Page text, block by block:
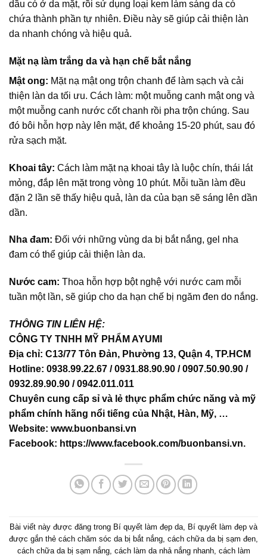
dầu có ở da mặt, rồi sử dụng loại kem làm sáng da có
chứa thành phần tự nhiên. Điều này sẽ giúp cải thiện làn
da nhanh chóng và hiệu quả.
Mặt nạ làm trắng da và hạn chế bắt nắng
Mật ong: Mặt nạ mật ong trộn chanh để làm sạch và cải
thiện làn da tối ưu. Cách làm: một muỗng canh mật ong và
một muỗng canh nước cốt chanh rồi pha trộn chúng. Sau
đó bôi hỗn hợp này lên mặt, để khoảng 15-20 phút, sau đó
rửa sạch mặt.
Khoai tây: Cách làm mặt nạ khoai tây là luộc chín, thái lát
mỏng, đắp lên mặt trong vòng 10 phút. Mỗi tuần làm đều
đặn 2 lần sẽ thấy hiệu quả, làn da của bạn sẽ sáng lên dần
dần.
Nha đam: Đối với những vùng da bị bắt nắng, gel nha
đam có thể giúp cải thiện làn da.
Nước cam: Thoa hỗn hợp bột nghệ với nước cam mỗi
tuần một lần, sẽ giúp cho da hạn chế bị ngăm đen do nắng.
THÔNG TIN LIÊN HỆ:
CÔNG TY TNHH MỸ PHẨM AYUMI
Địa chỉ: C13/77 Tôn Đản, Phường 13, Quận 4, TP.HCM
Hotline: 0938.99.22.67 / 0931.88.90.90 / 0907.50.90.90 /
0932.89.90.90 / 0942.011.011
Chuyên cung cấp sỉ và lẻ thực phẩm chức năng và mỹ
phẩm chính hãng nổi tiếng của Nhật, Hàn, Mỹ, …
Website: www.buonbansi.vn
Facebook: https://www.facebook.com/buonbansi.vn.
Bài viết này được đăng trong Bí quyết làm đẹp da Bí quyết làm đẹp và
được gắn thẻ cách chăm sóc da bị bắt nắng cách chữa da bị sạm đen
cách chữa da bị sạm nắng, cách làm da nhả nắng nhanh, cách làm